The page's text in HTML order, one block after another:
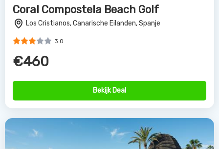
Coral Compostela Beach Golf
Los Cristianos, Canarische Eilanden, Spanje
3.0
€460
Bekijk Deal